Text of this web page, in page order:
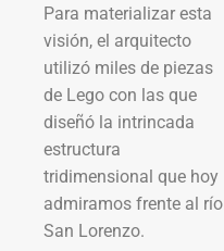
Para materializar esta
visión, el arquitecto
utilizó miles de piezas
de Lego con las que
diseñó la intrincada
estructura
tridimensional que hoy
admiramos frente al río
San Lorenzo.